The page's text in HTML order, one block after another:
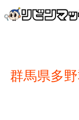
群馬県多